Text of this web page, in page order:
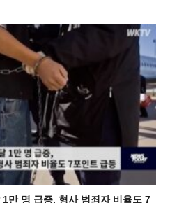
만 명 급증, 형사 범죄자 비율도 7